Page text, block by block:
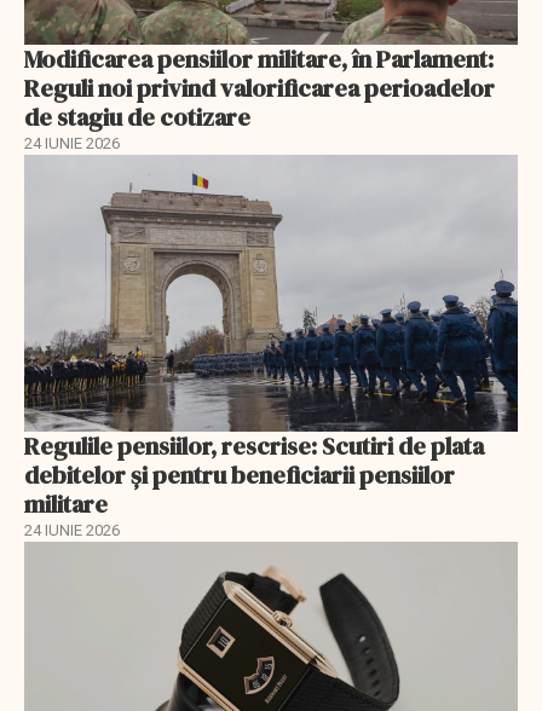
Modificarea pensiilor militare, în Parlament:
Reguli noi privind valorificarea perioadelor
de stagiu de cotizare
24 IUNIE 2026
Regulile pensiilor, rescrise: Scutiri de plata
debitelor și pentru beneficiarii pensiilor
militare
24 IUNIE 2026